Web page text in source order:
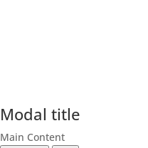
Modal title
Main Content